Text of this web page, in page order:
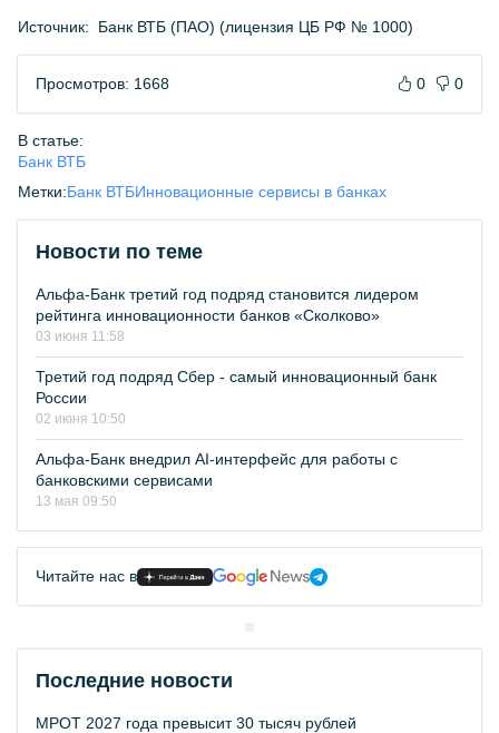
Источник: Банк ВТБ (ПАО) (лицензия ЦБ РФ № 1000)
Просмотров: 1668 0 0
В статье:
Банк ВТБ
Метки:Банк ВТБИнновационные сервисы в банках
Новости по теме
Альфа-Банк третий год подряд становится лидером
рейтинга инновационности банков «Сколково»
03 июня 11:58
Третий год подряд Сбер - самый инновационный банк
России
02 июня 10:50
Альфа-Банк внедрил AI-интерфейс для работы с
банковскими сервисами
13 мая 09:50
Читайте нас в
Последние новости
МРОТ 2027 года превысит 30 тысяч рублей